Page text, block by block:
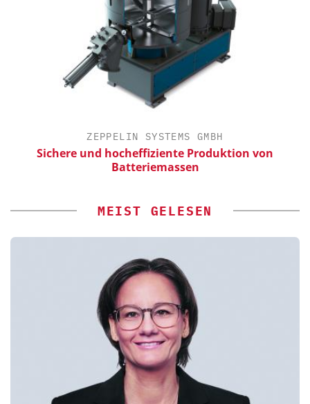
ZEPPELIN SYSTEMS GMBH
Sichere und hocheffiziente Produktion von
Batteriemassen
MEIST GELESEN